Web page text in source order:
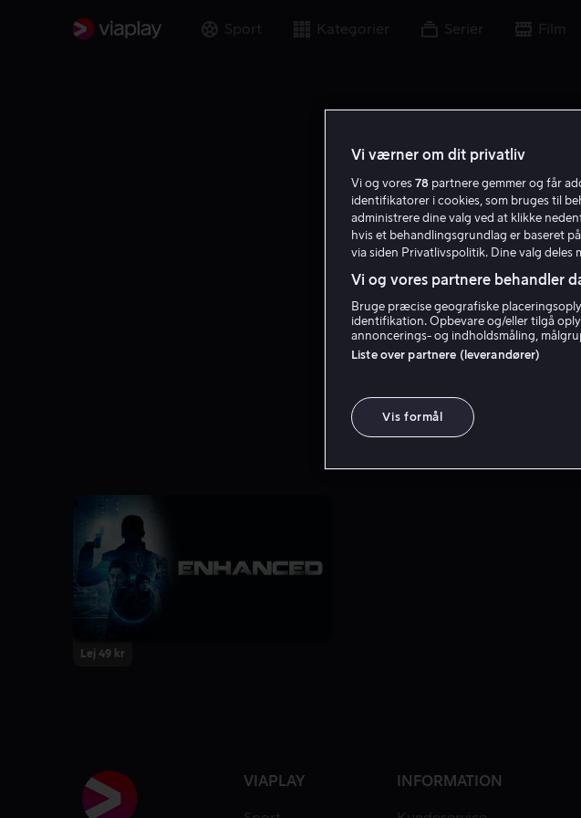
Sport Kategorier Serier Film
Lej 49 kr
VIAPLAY INFORMATION
Vi værner om dit privatliv
Vi og vores 78 partnere gemmer og får
identifikatorer i cookies, som bruges til
administrere dine valg ved at klikke
hvis et behandlingsgrundlag er baseret
via siden Privatlivspolitik. Dine valg
Vi og vores partnere behandler
Bruge præcise geografiske
identifikation. Opbevare og/eller tilgå
annoncerings- og indholdsmåling,
Liste over partnere (leverandører)
Vis formål